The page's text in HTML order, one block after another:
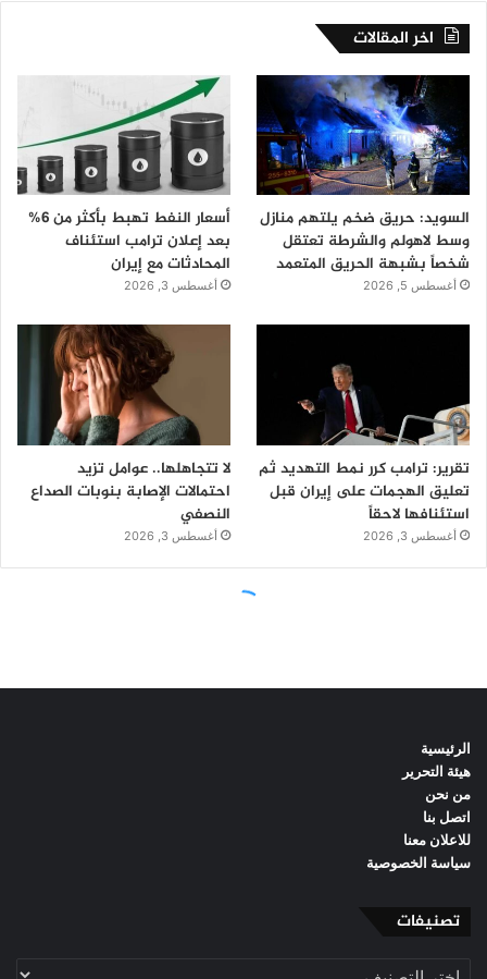
الرئيسية
هيئة التحرير
من نحن
اتصل بنا
للاعلان معنا
سياسة الخصوصية
تصنيفات
تصنيفات